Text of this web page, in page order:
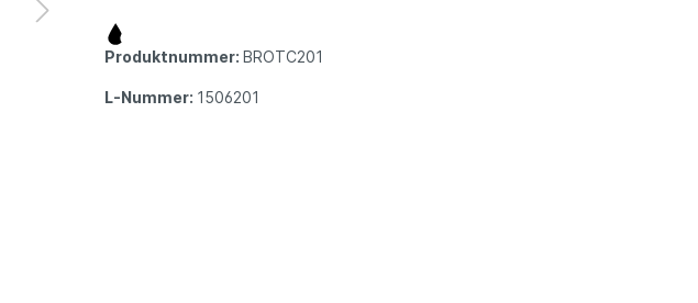
Produktnummer: BROTC201
L-Nummer: 1506201